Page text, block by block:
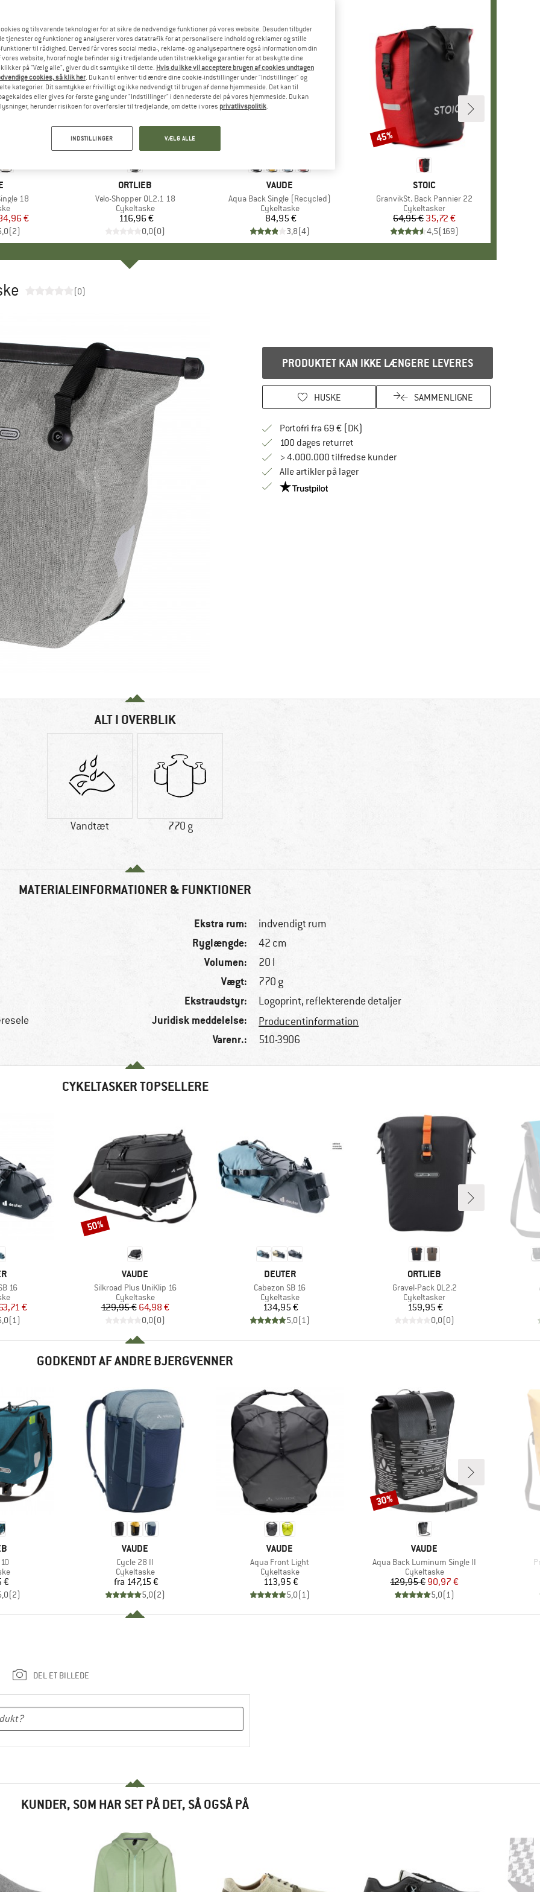
18
pris
€
(2)
MÆRKE
ORTLIEB
Artikel
Velo-Shopper QL2.1 18
Produktgruppe
Cykeltaske
Pris
116,96 €
0,0(0)
MÆRKE
VAUDE
Artikel
Aqua Back Single (Recycled)
Produktgruppe
Cykeltaske
Pris
84,95 €
3,8(4)
MÆRKE
STOIC
Artikel
GranvikSt. Back Pannier 22
Produktgruppe
Cykeltasker
Pris
64,95 € Nedsat pris
35,72 €
4,5(169)
Rabat
45%
(0)
PRODUKTET KAN IKKE LÆNGERE LEVERES
HUSKE SAMMENLIGNE
Portofri fra 69 € (DK)
100 dages returretGå til returretten her Åbnes i en infoboks
> 4.000.000 tilfredse kunder
Alle artikler på lager
Vi er Trustpilot-certificeret - oplysningerne får du
ALT I OVERBLIK
Vandtæt 770 g
MATERIALEINFORMATIONER & FUNKTIONER
Ekstra rum: indvendigt rum
Ryglængde: 42 cm
Volumen: 20 l
Vægt: 770 g
Ekstraudstyr: Logoprint, reflekterende detaljer
Juridisk meddelelse: Producentinformation
Varenr.: 510-3906
CYKELTASKER TOPSELLERE
16
pris
€
(1)
MÆRKE
VAUDE
Artikel
Silkroad Plus UniKlip 16
Produktgruppe
Cykeltaske
Pris
129,95 €Nedsat pris
64,98 €
0,0(0)
Rabat
50%
MÆRKE
DEUTER
Artikel
Cabezon SB 16
Produktgruppe
Cykeltaske
Pris
134,95 €
5,0(1)
MÆRKE
ORTLIEB
Artikel
Gravel-Pack QL2.2
Produktgruppe
Cykeltasker
Pris
159,95 €
0,0(0)
GODKENDT AF ANDRE BJERGVENNER
€
(2)
MÆRKE
VAUDE
Artikel
Cycle 28 II
Produktgruppe
Cykeltaske
Pris
fra 147,15 €
5,0(2)
MÆRKE
VAUDE
Artikel
Aqua Front Light
Produktgruppe
Cykeltaske
Pris
113,95 €
5,0(1)
MÆRKE
VAUDE
Artikel
Aqua Back Luminum Single II
Produktgruppe
Cykeltaske
Pris
129,95 €Nedsat pris
90,97 €
5,0(1)
Rabat
30%
DEL ET BILLEDE
KUNDER, SOM HAR SET PÅ DET, SÅ OGSÅ PÅ
og tilsvarende teknologier for at sikre de nødvendige funktioner på vores website. Desuden tilbyder
tjenester og funktioner og analyserer vores datatrafik for at personalisere indhold og reklamer og stille
til rådighed. Derved får vores social media-, reklame- og analysepartnere også information om din
vores website, hvoraf nogle befinder sig i tredjelande uden tilstrækkelige garantier for at beskytte dine
klikker på "Vælg alle", giver du dit samtykke til dette. Hvis du ikke vil acceptere brugen af cookies undtagen
cookies, så klik her. Du kan til enhver tid ændre dine cookie-indstillinger under "Indstillinger" og
kategorier. Dit samtykke er frivilligt og ikke nødvendigt til brugen af denne hjemmeside. Det kan til
eller gives for første gang under "Indstillinger" i den nederste del på vores hjemmeside. Du kan
herunder risikoen for overførsler til tredjelande, om dette i vores privatlivspolitik.
INDSTILLINGER VÆLG ALLE